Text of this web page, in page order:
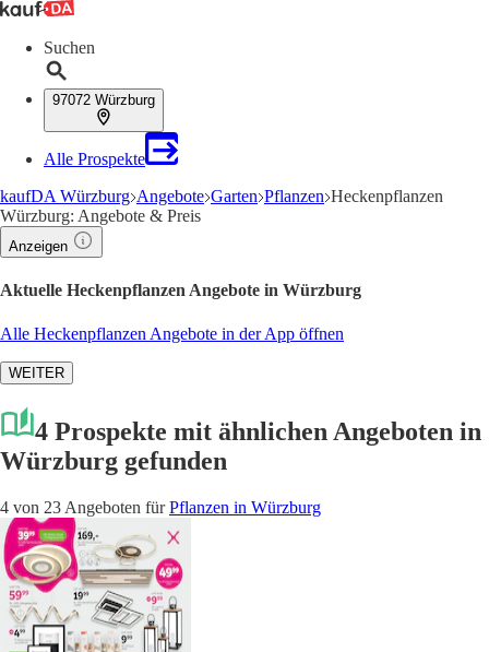
Suchen
97072 Würzburg
Alle Prospekte
kaufDA Würzburg Angebote Garten Pflanzen Heckenpflanzen
Würzburg: Angebote & Preis
Anzeigen
Aktuelle Heckenpflanzen Angebote in Würzburg
Alle Heckenpflanzen Angebote in der App öffnen
WEITER
4 Prospekte mit ähnlichen Angeboten in
Würzburg gefunden
4 von 23 Angeboten fürPflanzen in Würzburg